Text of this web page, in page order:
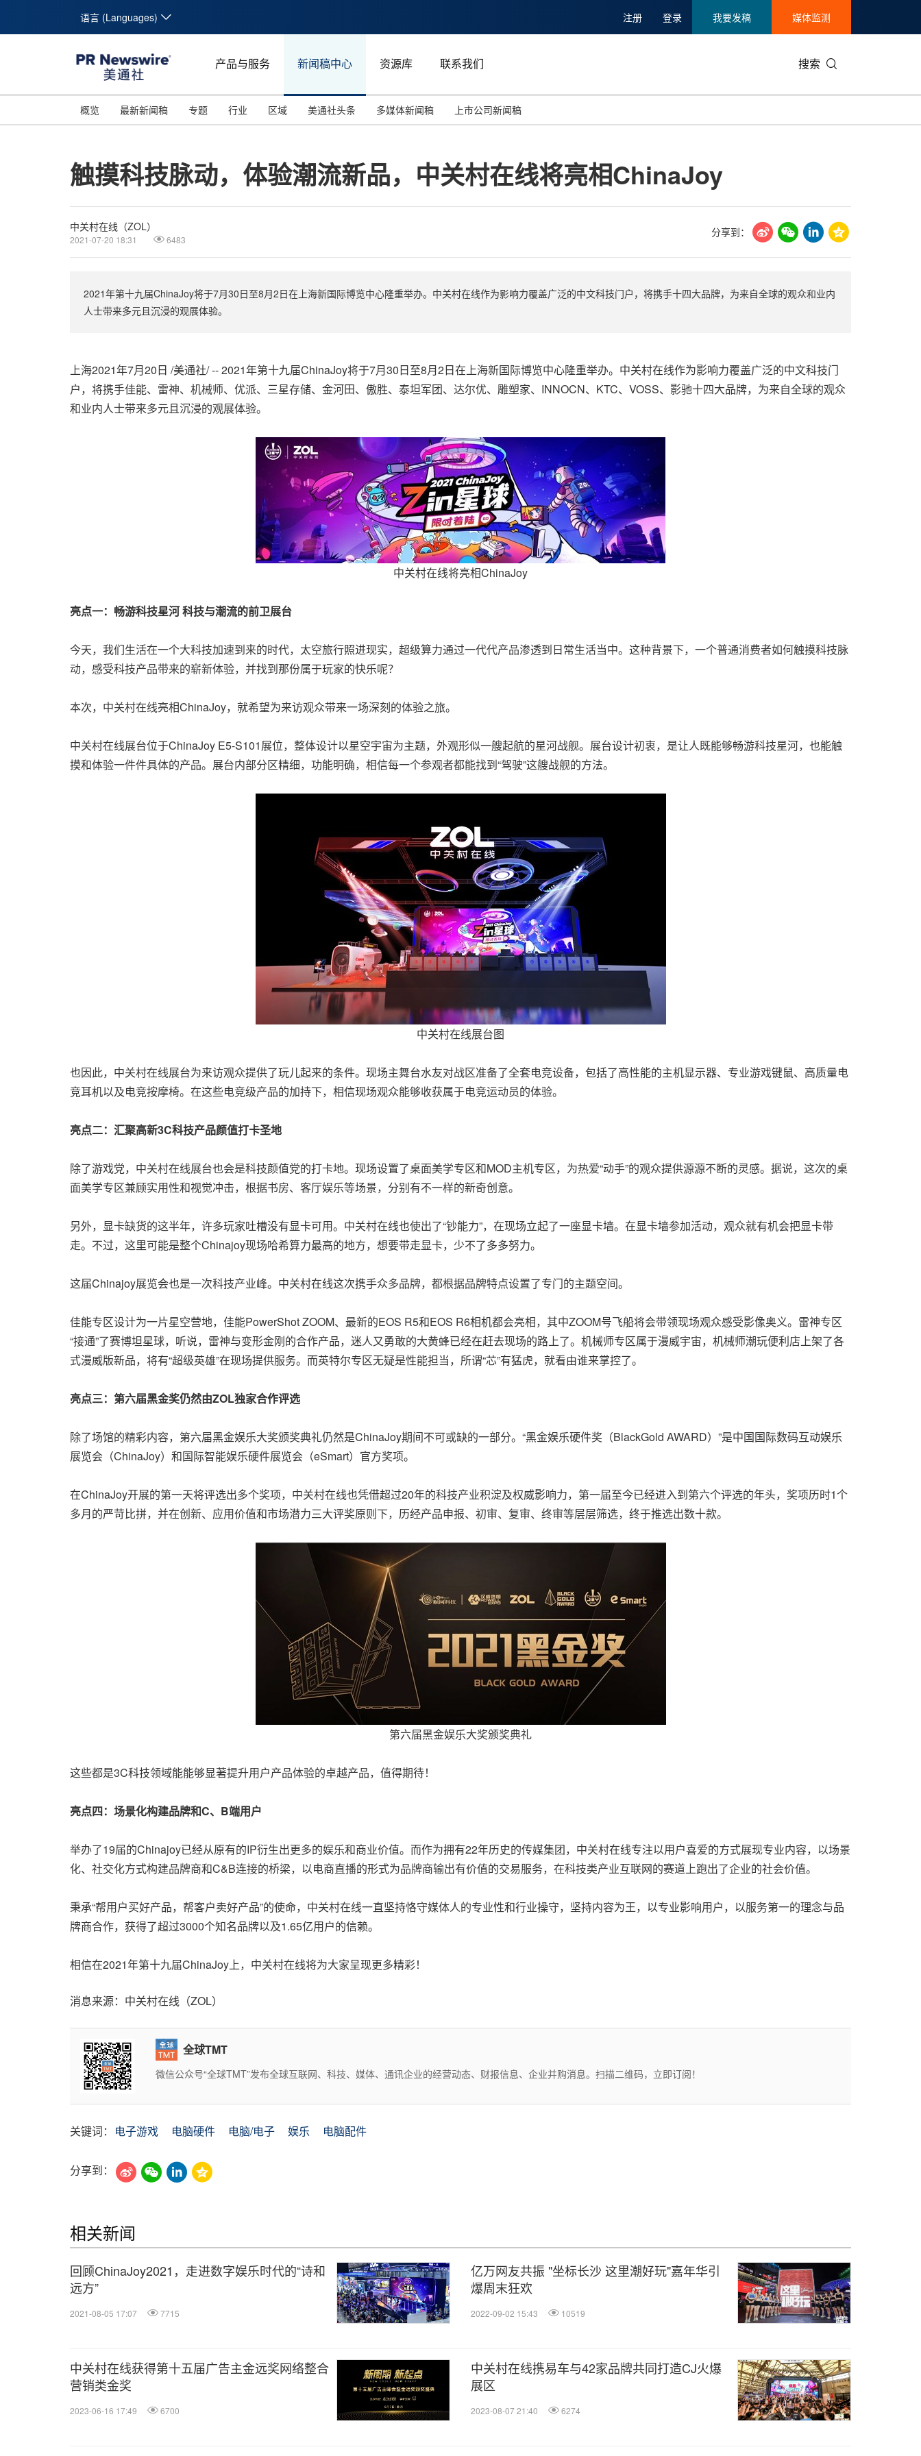
语言 (Languages) 注册 登录 我要发稿 媒体监测
产品与服务 新闻稿中心 资源库 联系我们 搜索
概览 最新新闻稿 专题
投资并购
碳中和
美国临床肿瘤学会(ASCO)
行业
能源化工与环保
娱乐时尚与艺术
区域
马来西亚
新加坡
美通社头条 多媒体新闻稿 上市公司新闻稿
触摸科技脉动，体验潮流新品，中关村在线将亮相ChinaJoy
中关村在线（ZOL）
2021-07-20 18:31 6483
分享到：
2021年第十九届ChinaJoy将于7月30日至8月2日在上海新国际博览中心隆重举办。中关村在线作为影响力覆盖广泛的中文科技门户，将携手十四大品牌，为来自全球的观众和业内
人士带来多元且沉浸的观展体验。
上海2021年7月20日 /美通社/ -- 2021年第十九届ChinaJoy将于7月30日至8月2日在上海新国际博览中心隆重举办。中关村在线作为影响力覆盖广泛的中文科技门
户，将携手佳能、雷神、机械师、优派、三星存储、金河田、傲胜、泰坦军团、达尔优、雕塑家、INNOCN、KTC、VOSS、影驰十四大品牌，为来自全球的观众
和业内人士带来多元且沉浸的观展体验。
中关村在线将亮相ChinaJoy
亮点一： 畅游科技星河科技与潮流的前卫展台
今天，我们生活在一个大科技加速到来的时代，太空旅行照进现实，超级算力通过一代代产品渗透到日常生活当中。这种背景下，一个普通消费者如何触摸科技脉
动，感受科技产品带来的崭新体验，并找到那份属于玩家的快乐呢？
本次，中关村在线亮相ChinaJoy，就希望为来访观众带来一场深刻的体验之旅。
中关村在线展台位于ChinaJoy E5-S101展位，整体设计以星空宇宙为主题，外观形似一艘起航的星河战舰。展台设计初衷，是让人既能够畅游科技星河，也能触
摸和体验一件件具体的产品。展台内部分区精细，功能明确，相信每一个参观者都能找到“驾驶”这艘战舰的方法。
中关村在线展台图
也因此，中关村在线展台为来访观众提供了玩儿起来的条件。现场主舞台水友对战区准备了全套电竞设备，包括了高性能的主机显示器、专业游戏键鼠、高质量电
竞耳机以及电竞按摩椅。在这些电竞级产品的加持下，相信现场观众能够收获属于电竞运动员的体验。
亮点二：汇聚高新3C科技产品颜值打卡圣地
除了游戏党，中关村在线展台也会是科技颜值党的打卡地。现场设置了桌面美学专区和MOD主机专区，为热爱“动手”的观众提供源源不断的灵感。据说，这次的桌
面美学专区兼顾实用性和视觉冲击，根据书房、客厅娱乐等场景，分别有不一样的新奇创意。
另外，显卡缺货的这半年，许多玩家吐槽没有显卡可用。中关村在线也使出了“钞能力”，在现场立起了一座显卡墙。在显卡墙参加活动，观众就有机会把显卡带
走。不过，这里可能是整个Chinajoy现场哈希算力最高的地方，想要带走显卡，少不了多多努力。
这届Chinajoy展览会也是一次科技产业峰。中关村在线这次携手众多品牌，都根据品牌特点设置了专门的主题空间。
佳能专区设计为一片星空营地，佳能PowerShot ZOOM、最新的EOS R5和EOS R6相机都会亮相，其中ZOOM号飞船将会带领现场观众感受影像奥义。雷神专区
“接通”了赛博坦星球，听说，雷神与变形金刚的合作产品，迷人又勇敢的大黄蜂已经在赶去现场的路上了。机械师专区属于漫威宇宙，机械师潮玩便利店上架了各
式漫威版新品，将有“超级英雄”在现场提供服务。而英特尔专区无疑是性能担当，所谓“芯”有猛虎，就看由谁来掌控了。
亮点三：第六届黑金奖仍然由ZOL独家合作评选
除了场馆的精彩内容，第六届黑金娱乐大奖颁奖典礼仍然是ChinaJoy期间不可或缺的一部分。“黑金娱乐硬件奖（BlackGold AWARD）”是中国国际数码互动娱乐
展览会（ChinaJoy）和国际智能娱乐硬件展览会（eSmart）官方奖项。
在ChinaJoy开展的第一天将评选出多个奖项，中关村在线也凭借超过20年的科技产业积淀及权威影响力，第一届至今已经进入到第六个评选的年头，奖项历时1个
多月的严苛比拼，并在创新、应用价值和市场潜力三大评奖原则下，历经产品申报、初审、复审、终审等层层筛选，终于推选出数十款。
第六届黑金娱乐大奖颁奖典礼
这些都是3C科技领域能能够显著提升用户产品体验的卓越产品，值得期待！
亮点四：场景化构建品牌和C、B端用户
举办了19届的Chinajoy已经从原有的IP衍生出更多的娱乐和商业价值。而作为拥有22年历史的传媒集团，中关村在线专注以用户喜爱的方式展现专业内容，以场景
化、社交化方式构建品牌商和C&B连接的桥梁，以电商直播的形式为品牌商输出有价值的交易服务，在科技类产业互联网的赛道上跑出了企业的社会价值。
秉承“帮用户买好产品，帮客户卖好产品”的使命，中关村在线一直坚持恪守媒体人的专业性和行业操守，坚持内容为王，以专业影响用户，以服务第一的理念与品
牌商合作，获得了超过3000个知名品牌以及1.65亿用户的信赖。
相信在2021年第十九届ChinaJoy上，中关村在线将为大家呈现更多精彩！
消息来源：中关村在线（ZOL）
全球TMT
微信公众号“全球TMT”发布全球互联网、科技、媒体、通讯企业的经营动态、财报信息、企业并购消息。扫描二维码，立即订阅！
关键词： 电子游戏 电脑硬件 电脑/电子 娱乐 电脑配件
分享到：
相关新闻
回顾ChinaJoy2021，走进数字娱乐时代的“诗和
远方”
2021-08-05 17:07 7715
亿万网友共振 "坐标长沙 这里潮好玩"嘉年华引
爆周末狂欢
2022-09-02 15:43 10519
中关村在线获得第十五届广告主金远奖网络整合
营销类金奖
2023-06-16 17:49 6700
中关村在线携易车与42家品牌共同打造CJ火爆
展区
2023-08-07 21:40 6274